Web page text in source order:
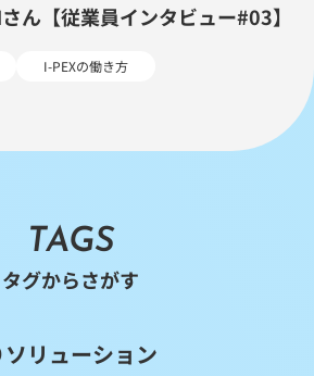
ん【従業員インタビュー#03】
I-PEXの働き方
TAGS
タグからさがす
リューション